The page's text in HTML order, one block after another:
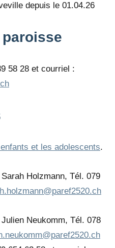
depuis le 01.04.26
paroisse
58 28 et courriel :
et les adolescents.
Holzmann, Tél. 079
Neukomm, Tél. 078